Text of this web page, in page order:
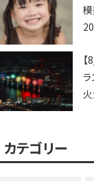
ブ
祭
ラ
カテゴリー